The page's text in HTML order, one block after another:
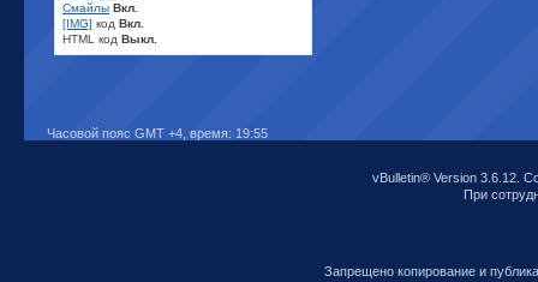
Смайлы Вкл.
[IMG] код Вкл.
HTML код Выкл.
Часовой пояс GMT +4, время: 19:55
vBulletin® Version 3.6.12.
При
Запрещено копирование и